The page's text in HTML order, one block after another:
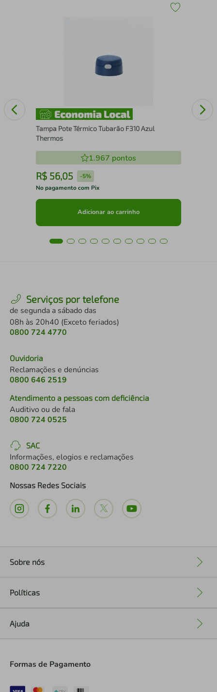
Tampa Pote Térmico Tubarão F310 Azul
Thermos
1.967 pontos
R$ 56,05 -5%
No pagamento com Pix
Adicionar ao carrinho
Serviços por telefone
de segunda a sábado das
08h às 20h40 (Exceto feriados)
0800 724 4770
Ouvidoria
Reclamações e denúncias
0800 646 2519
Atendimento a pessoas com deficiência
Auditivo ou de fala
0800 724 0525
SAC
Informações, elogios e reclamações
0800 724 7220
Nossas Redes Sociais
Sobre nós
Políticas
Ajuda
Formas de Pagamento